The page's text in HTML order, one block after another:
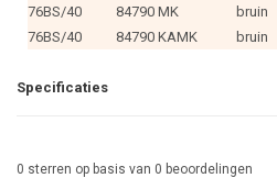
76BS/40
84790 MK bruin
76BS/40
84790 KAMK bruin
Specificaties
0 sterren op basis van 0 beoordelingen